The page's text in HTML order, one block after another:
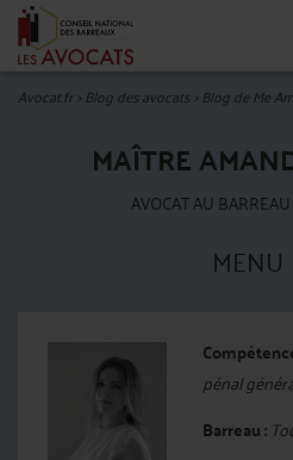
Avocat.fr>Blog des avocats >Blog de Me
MAÎTRE
AVOCAT AU
MENU
pénal
Barreau :